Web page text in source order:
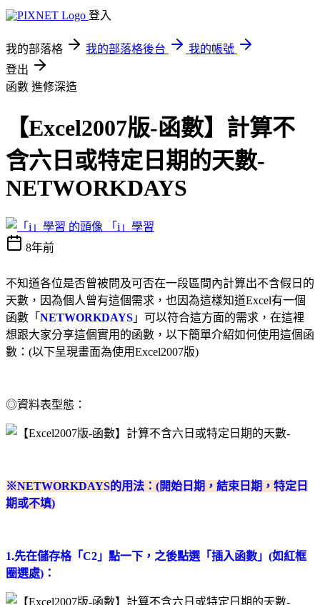
登入
我的部落格 我的部落格後台
我的帳號
登出
函數 進修深造
【Excel2007版-函數】計算不
含六日或特定日期的天數-
NETWORKDAYS
「i」學習
8年前
不知道各位是否曾被問及可否在一段區間內計算出不含假日的
天數，因為個人曾有這個需求，也因為這樣知道Excel有一個
函數「 NETWORKDAYS 」可以符合這方面的需求，在這裡
想跟大家分享這個實用的函數，以下簡單介紹如何使用這個函
數：(以下呈現畫面為使用Excel2007版)
◎資料表型態：
※NETWORKDAYS的用法：(開始日期，結束日期，特定日
期或不填)
1.先在儲存格「C2」點一下，之後點選「插入函數」(如紅框
圈選處)：